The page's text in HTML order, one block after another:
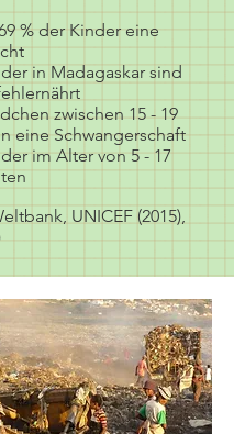
% der Kinder eine
in Madagaskar sind
zwischen 15 - 19
eine Schwangerschaft
im Alter von 5 - 17
UNICEF (2015),